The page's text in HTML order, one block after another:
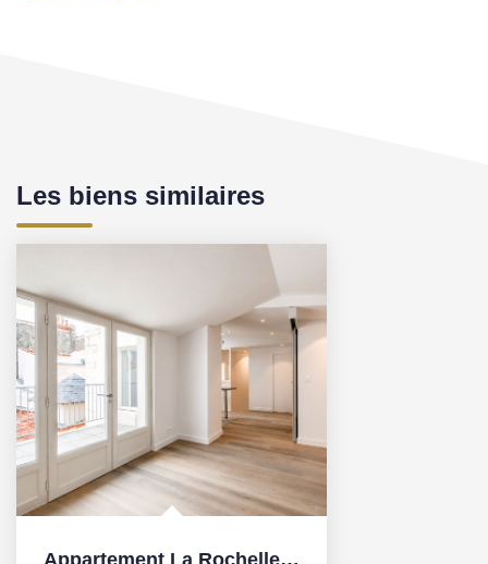
Les biens similaires
Appartement La Rochelle 3 pièce(s) 68.10 m2